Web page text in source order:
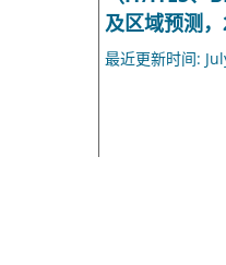
及区域预测
最近更新时间: